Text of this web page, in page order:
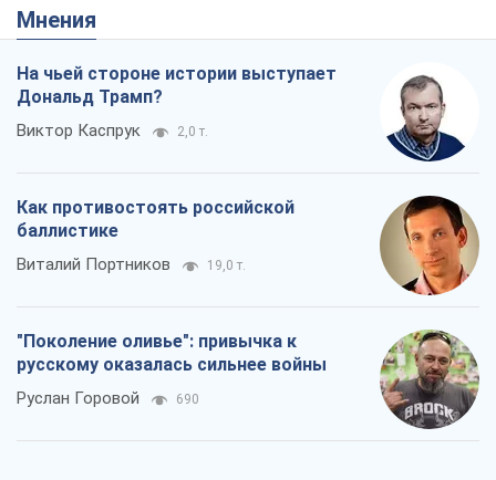
Мнения
На чьей стороне истории выступает
Дональд Трамп?
Виктор Каспрук 2,0 т.
Как противостоять российской
баллистике
Виталий Портников 19,0 т.
"Поколение оливье": привычка к
русскому оказалась сильнее войны
Руслан Горовой 690